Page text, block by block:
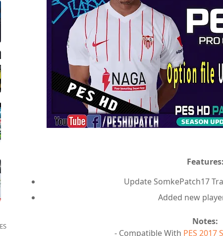
Features:
Update SomkePatch17
Added new
Notes:
- Compatible With PES 2017